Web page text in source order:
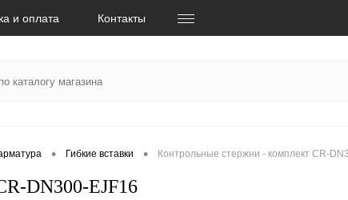
и оплата Контакты
• Гибкие вставки • Контрольные стержни - комплект CR-
DN300-EJF16